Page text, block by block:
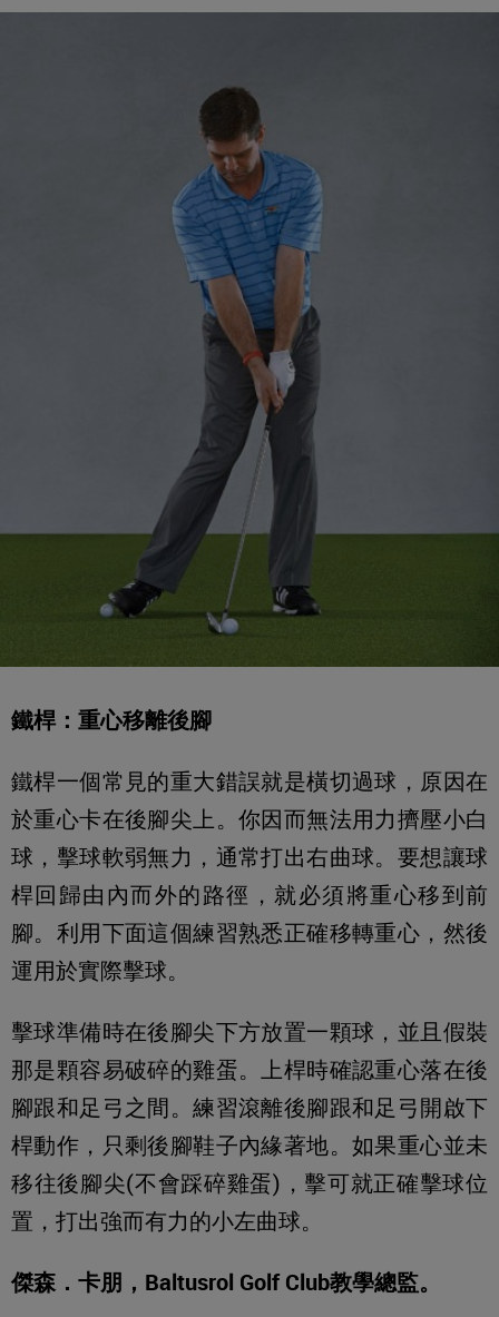
鐵桿：重心移離後腳
鐵桿一個常見的重大錯誤就是橫切過球，原因在
於重心卡在後腳尖上。你因而無法用力擠壓小白
球，擊球軟弱無力，通常打出右曲球。要想讓球
桿回歸由內而外的路徑，就必須將重心移到前
腳。利用下面這個練習熟悉正確移轉重心，然後
運用於實際擊球。
擊球準備時在後腳尖下方放置一顆球，並且假裝
那是顆容易破碎的雞蛋。上桿時確認重心落在後
腳跟和足弓之間。練習滾離後腳跟和足弓開啟下
桿動作，只剩後腳鞋子內緣著地。如果重心並未
移往後腳尖(不會踩碎雞蛋)，擊可就正確擊球位
置，打出強而有力的小左曲球。
傑森．卡朋，Baltusrol Golf Club教學總監。